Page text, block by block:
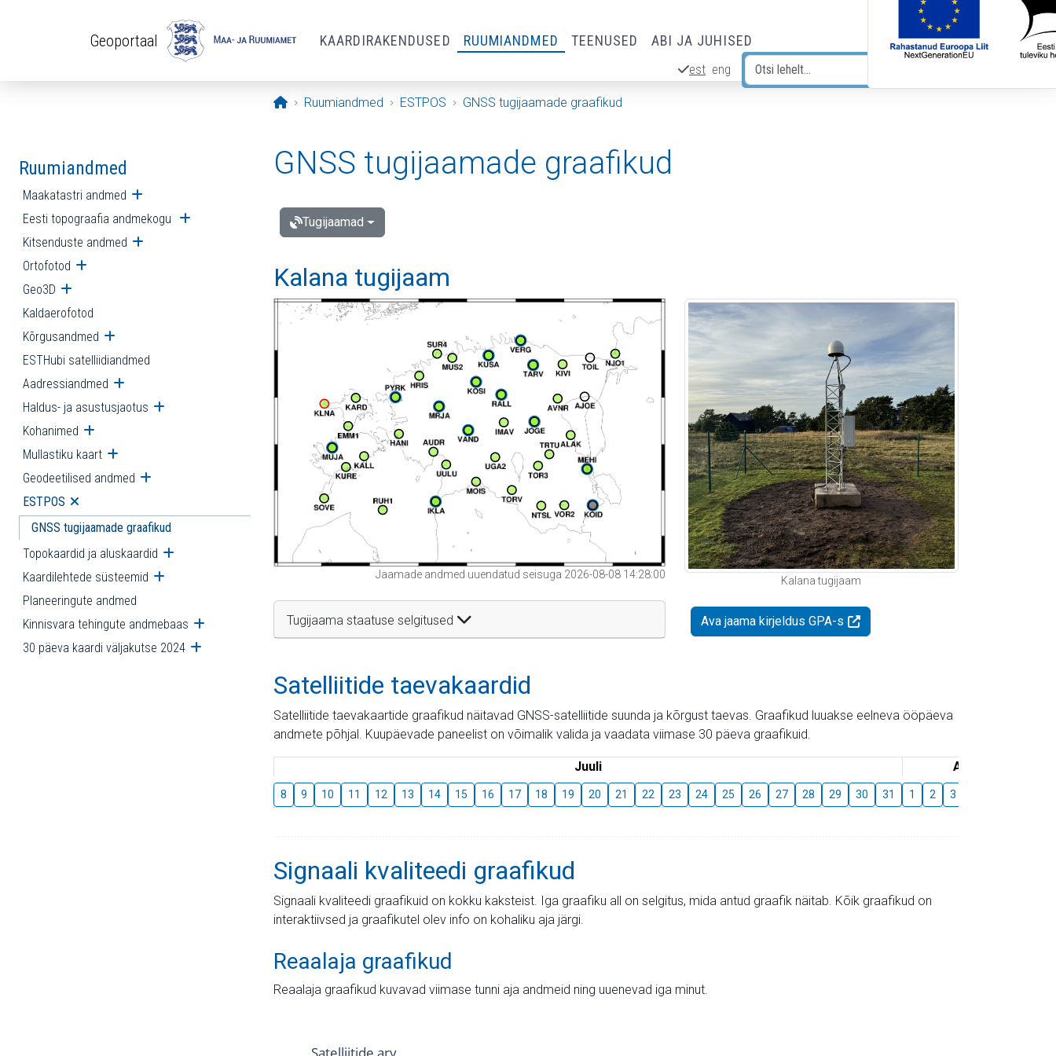
Geoportaal KAARDIRAKENDUSED RUUMIANDMED TEENUSED ABI JA JUHISED
est eng
Avaleht
Ruumiandmed ESTPOS GNSS tugijaamade graafikud
Ruumiandmed
Maakatastri andmed Ava alammenüü
Eesti topograafia andmekogu Ava alammenüü
Kitsenduste andmed Ava alammenüü
Ortofotod Ava alammenüü
Geo3D Ava alammenüü
Kaldaerofotod
Kõrgusandmed Ava alammenüü
ESTHubi satelliidiandmed
Aadressiandmed Ava alammenüü
Haldus- ja asustusjaotus Ava alammenüü
Kohanimed Ava alammenüü
Mullastiku kaart Ava alammenüü
Geodeetilised andmed Ava alammenüü
ESTPOS Ava alammenüü
GNSS tugijaamade graafikud
Topokaardid ja aluskaardid Ava alammenüü
Kaardilehtede süsteemid Ava alammenüü
Planeeringute andmed
Kinnisvara tehingute andmebaas Ava alammenüü
30 päeva kaardi väljakutse 2024 Ava alammenüü
GNSS tugijaamade graafikud
Tugijaamad
Kalana tugijaam
Jaamade andmed uuendatud seisuga 2026-08-08 14:28:00
Tugijaama staatuse selgitused
Kalana tugijaam
Ava jaama kirjeldus GPA-s
Satelliitide taevakaardid
Satelliitide taevakaartide graafikud näitavad GNSS-satelliitide suunda ja kõrgust taevas. Graafikud luuakse eelneva ööpäeva
andmete põhjal. Kuupäevade paneelist on võimalik valida ja vaadata viimase 30 päeva graafikuid.
Juuli August
8 9 10 11 12 13 14 15 16 17 18 19 20 21 22 23 24 25 26 27 28 29 30 31 1 2 3
Signaali kvaliteedi graafikud
Signaali kvaliteedi graafikuid on kokku kaksteist. Iga graafiku all on selgitus, mida antud graafik näitab. Kõik graafikud on
interaktiivsed ja graafikutel olev info on kohaliku aja järgi.
Reaalaja graafikud
Reaalaja graafikud kuvavad viimase tunni aja andmeid ning uuenevad iga minut.